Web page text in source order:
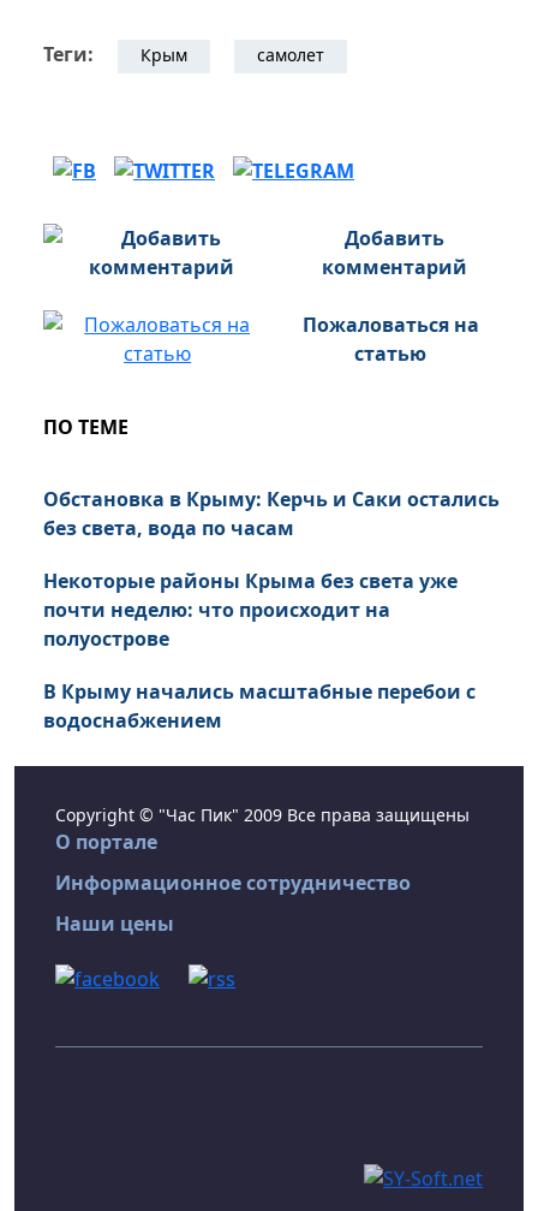
Теги: Крым самолет
Добавить
комментарий
Пожаловаться на
статью
ПО ТЕМЕ
Обстановка в Крыму: Керчь и Саки остались
без света, вода по часам
Некоторые районы Крыма без света уже
почти неделю: что происходит на
полуострове
В Крыму начались масштабные перебои с
водоснабжением
Copyright © "Час Пик" 2009 Все права защищены
О портале
Информационное сотрудничество
Наши цены